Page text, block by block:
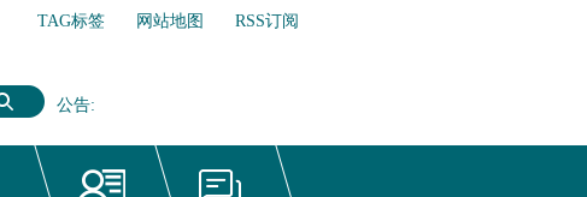
TAG标签 网站地图
RSS订阅
公告:
网络文学行业自律倡议书